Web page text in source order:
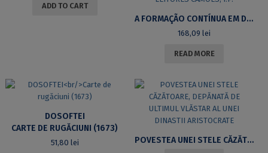
ADD TO CART
A FORMAÇÃO CONTÍNUA EM DIDÁTICA DO PLNM: CONTRIBUTOS PARA UMA PROPOSTA EM REGIME DE ELEARNING DESTINADA AOS LEITORES CAMÕES, I.P.
168,09lei
READ MORE
DOSOFTEI
CARTE DE RUGĂCIUNI (1673)
51,80 lei POVESTEA UNEI STELE CĂZĂTOARE, DEPĂNATĂ DE ULTIMUL VLĂSTAR AL UNEI DINASTII ARISTOCRATE